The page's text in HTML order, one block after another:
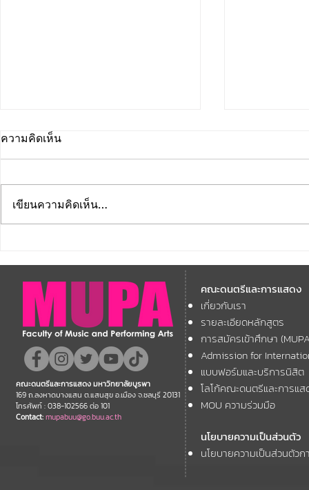
มหาวิทยาลัยบูรพา ขอแสดง
ความยินดี กับคณาจารย์ของ
คณะฯ ที่ได้รับการตอบรับให้นำ
เสนอผลงานวิชาการ ในงาน
ประชุมวิชาการระดับชาติและ
นานาชาติ "ศิลปกรรมวิจัย"
ประจำปี 2569 (FAR 12)
มหาวิทยาลั
โครงการ
11th
Forum
ความคิดเห็น
เขียนความคิดเห็น…
คณะดนตรีและการแสดง
เกี่ยวกับเรา
รายละเอียดหลักสูตร
การสมัครเข้าศึกษา
Admission for
แบบฟอร์มและบริการนิสิต
โลโก้คณะดนตรีและการแส
MOU ความร่วมมือ
นโยบายความเป็นส่วนตัว
นโยบายความเป็นส่วนตัว
คณะดนตรีและการแสดง มหาวิทยาลัยบูรพา
169 ถ.ลงหาดบางแสน ต.แสนสุข อ.เมือง จ.ชลบุรี 20131
โทรศัพท์ : 038-102566 ต่อ 101
Contact:mupabuu@go.buu.ac.th